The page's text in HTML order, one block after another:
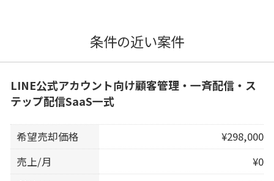
条件の近い案件
LINE公式アカウント向け顧客管理・一斉配信・ス
テップ配信SaaS一式
希望売却価格
¥298,000
売上/月
¥0